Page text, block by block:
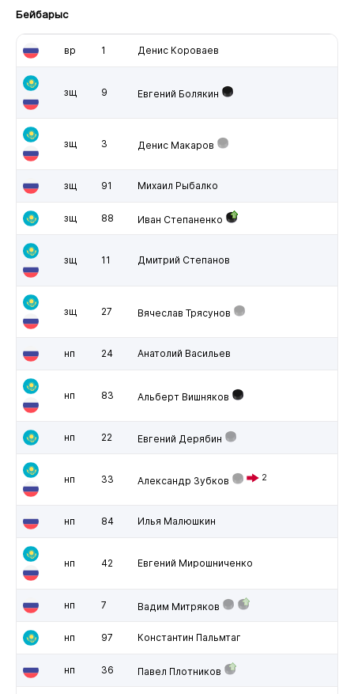
Бейбарыс
вр 1 Денис Короваев
зщ 9 Евгений Болякин
зщ 3 Денис Макаров
зщ 91 Михаил Рыбалко
зщ 88 Иван Степаненко
зщ 11 Дмитрий Степанов
зщ 27 Вячеслав Трясунов
нп 24 Анатолий Васильев
нп 83 Альберт Вишняков
нп 22 Евгений Дерябин
нп 33 Александр Зубков 2
нп 84 Илья Малюшкин
нп 42 Евгений Мирошниченко
нп 7 Вадим Митряков
нп 97 Константин Пальмтаг
нп 36 Павел Плотников